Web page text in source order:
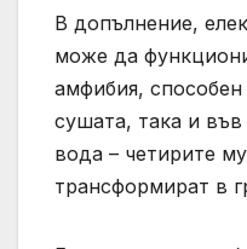
В допълнение,
може да
амфибия,
сушата, така и
вода – четирите
трансформират в